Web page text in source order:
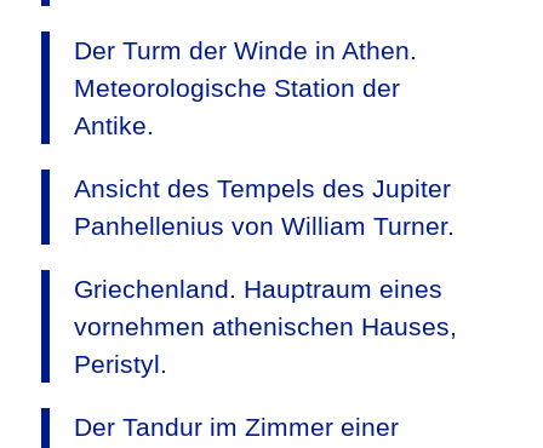
Der Turm der Winde in Athen.
Meteorologische Station der
Antike.
Ansicht des Tempels des Jupiter
Panhellenius von William Turner.
Griechenland. Hauptraum eines
vornehmen athenischen Hauses,
Peristyl.
Der Tandur im Zimmer einer